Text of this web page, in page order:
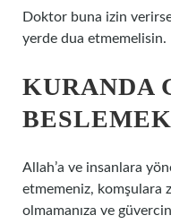
Doktor buna izin
yerde dua etmemelisin.
KURANDA
Allah’a ve insanlara
etmemeniz, komşulara
olmamanıza ve